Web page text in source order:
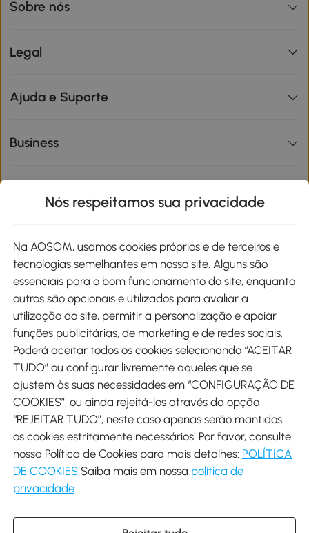
Sobre nós
Legal
Ajuda e Suporte
Business
Métodos de pagamento
Envio
Descarregar Aosom App
Google Play
Nós respeitamos sua privacidade
Na AOSOM, usamos cookies próprios e de terceiros e
tecnologias semelhantes em nosso site. Alguns são
essenciais para o bom funcionamento do site, enquanto
outros são opcionais e utilizados para avaliar a
utilização do site, permitir a personalização e apoiar
funções publicitárias, de marketing e de redes sociais.
Poderá aceitar todos os cookies selecionando “ACEITAR
TUDO” ou configurar livremente aqueles que se
ajustem às suas necessidades em “CONFIGURAÇÃO DE
COOKIES”, ou ainda rejeitá-los através da opção
“REJEITAR TUDO”, neste caso apenas serão mantidos
os cookies estritamente necessários. Por favor, consulte
nossa Política de Cookies para mais detalhes: POLÍTICA
DE COOKIES Saiba mais em nossa política de
privacidade